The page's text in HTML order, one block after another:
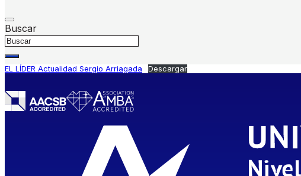
Buscar
EL LÍDER Actualidad Sergio Arriagada Descargar